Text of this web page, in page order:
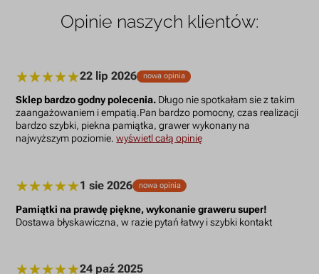
Opinie naszych klientów:
22 lip 2026 nowa opinia
Sklep bardzo godny polecenia. Długo nie spotkałam sie z takim
zaangażowaniem i empatią.Pan bardzo pomocny, czas realizacji
bardzo szybki, piekna pamiątka, grawer wykonany na
najwyższym poziomie.wyświetl całą opinię
1 sie 2026 nowa opinia
Pamiątki na prawdę piękne, wykonanie graweru super!
Dostawa błyskawiczna, w razie pytań łatwy i szybki kontakt
24 paź 2025